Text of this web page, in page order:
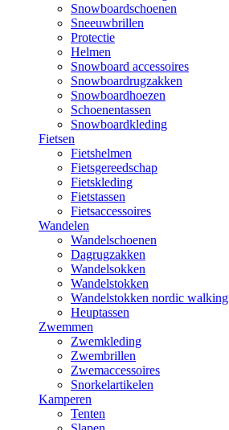
Snowboardschoenen
Sneeuwbrillen
Protectie
Helmen
Snowboard accessoires
Snowboardrugzakken
Snowboardhoezen
Schoenentassen
Snowboardkleding
Fietsen
Fietshelmen
Fietsgereedschap
Fietskleding
Fietstassen
Fietsaccessoires
Wandelen
Wandelschoenen
Dagrugzakken
Wandelsokken
Wandelstokken
Wandelstokken nordic walking
Heuptassen
Zwemmen
Zwemkleding
Zwembrillen
Zwemaccessoires
Snorkelartikelen
Kamperen
Tenten